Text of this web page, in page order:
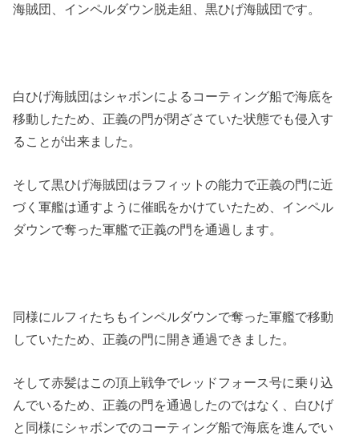
海賊団、インペルダウン脱走組、黒ひげ海賊団です。
白ひげ海賊団はシャボンによるコーティング船で海底を
移動したため、正義の門が閉ざさていた状態でも侵入す
ることが出来ました。
そして黒ひげ海賊団はラフィットの能力で正義の門に近
づく軍艦は通すように催眠をかけていたため、インペル
ダウンで奪った軍艦で正義の門を通過します。
同様にルフィたちもインペルダウンで奪った軍艦で移動
していたため、正義の門に開き通過できました。
そして赤髪はこの頂上戦争でレッドフォース号に乗り込
んでいるため、正義の門を通過したのではなく、白ひげ
と同様にシャボンでのコーティング船で海底を進んでい